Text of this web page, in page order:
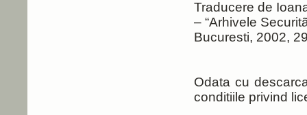
Traducere de
– “Arhivele
Bucuresti,
Odata cu
conditiile privind